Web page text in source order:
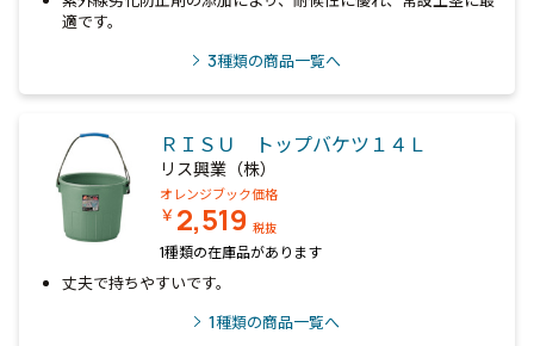
適です。
3種類の商品一覧へ
ＲＩＳＵ トップバケツ１４Ｌ
リス興業（株）
オレンジブック価格
￥ 2,519 税抜
1種類の在庫品があります
丈夫で持ちやすいです。
1種類の商品一覧へ